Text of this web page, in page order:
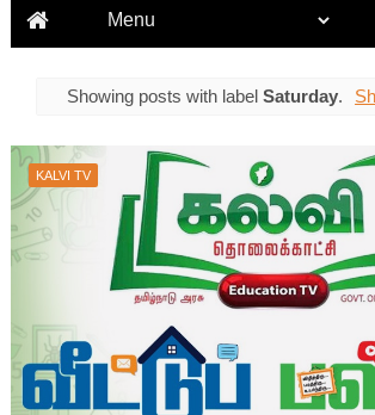
Showing posts with label Saturday.
KALVI TV